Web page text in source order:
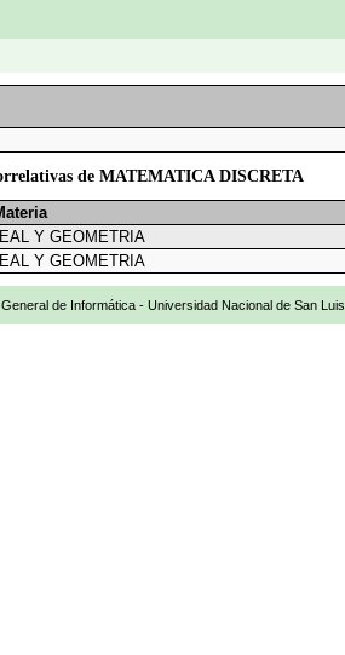
de MATEMATICA DISCRETA
Y GEOMETRIA
Y GEOMETRIA
de Informática - Universidad Nacional de San Luis